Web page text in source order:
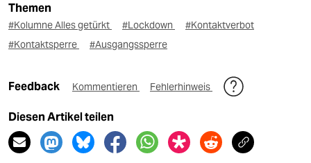
Themen
#Kolumne Alles getürkt #Lockdown
#Kontaktverbot
#Kontaktsperre
#Ausgangssperre
Feedback Kommentieren Fehlerhinweis
Diesen Artikel teilen